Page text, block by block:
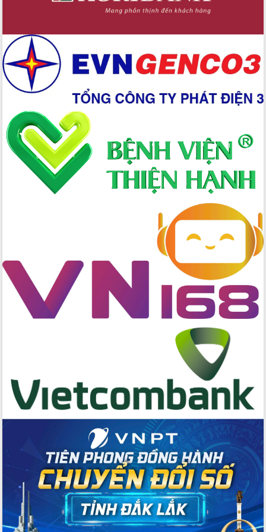
Hồ Thị Nguyên Thảo làm việc tại Trung
tâm Phục vụ hành chính công xã Ea
Xây dựng nền hành chính số đồng
hành cùng nông dân dân, doanh nghiệp
Giai đoạn 2026-2030, Đắk Lắk phấn
đấu có 77% xã đạt chuẩn nông thôn
mới
Chuyển đổi số 'mở đường' cho nông
nghiệp Đắk Lắk tăng trưởng bứt phá
Triển khai đồng bộ đo đạc, lập hồ sơ
địa chính, hoàn thiện cơ sở dữ liệu đất
đai
Ứng dụng sinh trắc học - Bước tiến
trong hành trình chuyển đổi số tại Đắk
bền vững
Tập huấn nâng cao năng lực triển khai
chuyển đổi số cho cán bộ, công chức
cấp xã
Đắk Lắk phát động hưởng ứng Ngày
hai con số trong năm 2026
Tổ chức trang trọng Lễ hội Đền thờ
Lương Văn Chánh năm 2026
Phó Bí thư Tỉnh ủy Đắk Lắk Đỗ Hữu
Huy giữ chức Bí thư Đảng ủy Ủy Ban
Bệnh án điện tử thúc đẩy chuyển đổi
số y tế tại Đắk Lắk
Chuyển đổi số thư viện: Mở rộng
không gian tri thức trong thời đại số
Đánh giá, rút kinh nghiệm công tác tổ
chức diễn tập trước ngày bầu cử